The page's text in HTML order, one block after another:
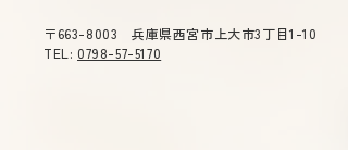
下剤のラクな飲み方｜大
〒663-8003 兵庫県西宮市上大市3丁目1-10
TEL:0798-57-5170